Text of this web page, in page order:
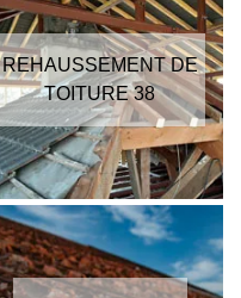
REHAUSSEMENT DE
TOITURE 38